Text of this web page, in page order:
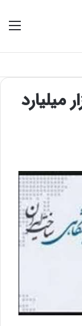
بیش از ۲۰ هزار میلیارد